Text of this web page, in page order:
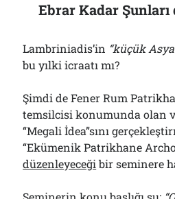
Ebrar Kadar Şunları
Lambriniadis’in “küçük
bu yılki icraatı mı?
Şimdi de Fener Rum
temsilcisi konumunda olan
“Megali İdea”sını
“Ekümenik Patrikhane
düzenleyeceği bir seminere